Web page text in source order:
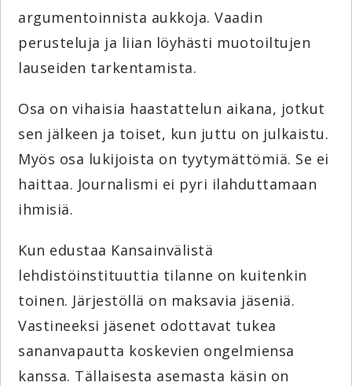
argumentoinnista aukkoja. Vaadin
perusteluja ja liian löyhästi muotoiltujen
lauseiden tarkentamista.
Osa on vihaisia haastattelun aikana, jotkut
sen jälkeen ja toiset, kun juttu on julkaistu.
Myös osa lukijoista on tyytymättömiä. Se ei
haittaa. Journalismi ei pyri ilahduttamaan
ihmisiä.
Kun edustaa Kansainvälistä
lehdistöinstituuttia tilanne on kuitenkin
toinen. Järjestöllä on maksavia jäseniä.
Vastineeksi jäsenet odottavat tukea
sananvapautta koskevien ongelmiensa
kanssa. Tällaisesta asemasta käsin on